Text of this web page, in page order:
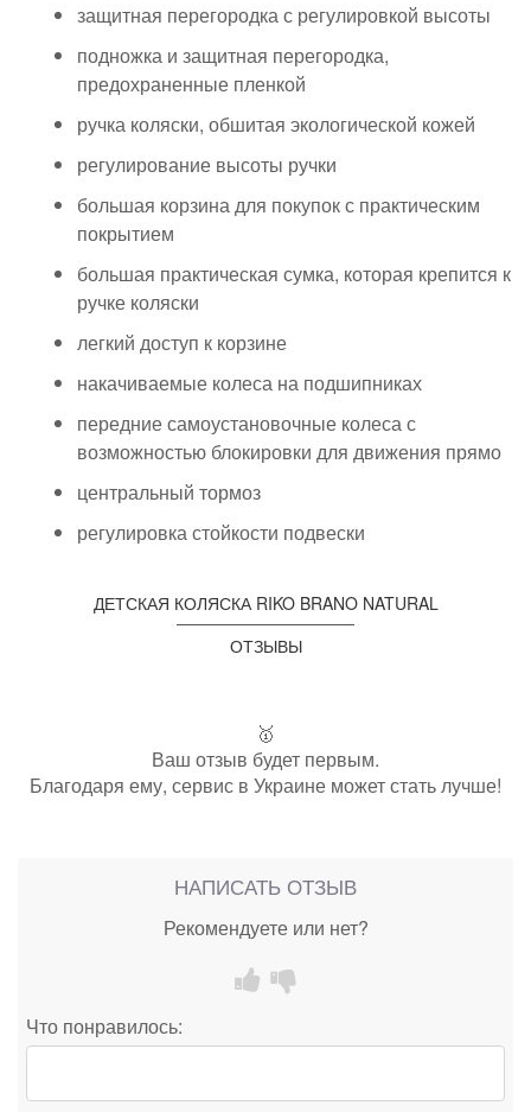
защитная перегородка с регулировкой высоты
подножка и защитная перегородка,
предохраненные пленкой
ручка коляски, обшитая экологической кожей
регулирование высоты ручки
большая корзина для покупок с практическим
покрытием
большая практическая сумка, которая крепится к
ручке коляски
легкий доступ к корзине
накачиваемые колеса на подшипниках
передние самоустановочные колеса с
возможностью блокировки для движения прямо
центральный тормоз
регулировка стойкости подвески
ДЕТСКАЯ КОЛЯСКА RIKO BRANO NATURAL
ОТЗЫВЫ
🥇
Ваш отзыв будет первым.
Благодаря ему, сервис в Украине может стать лучше!
НАПИСАТЬ ОТЗЫВ
Рекомендуете или нет?
Что понравилось: